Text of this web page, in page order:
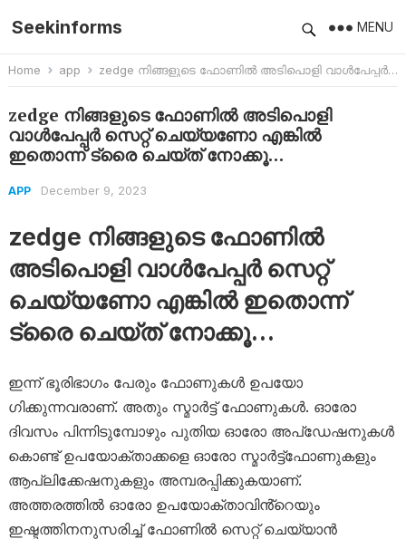
Seekinforms MENU
Home app zedge നിങ്ങളുടെ ഫോണിൽ അടിപൊളി വാൾപേപ്പർ സെറ്റ് ചെയ്യണോ എങ്കിൽ ഇതൊന്ന് ട്രൈ ചെയ്ത് നോക്കൂ…
zedge നിങ്ങളുടെ ഫോണിൽ അടിപൊളി
വാൾപേപ്പർ സെറ്റ് ചെയ്യണോ എങ്കിൽ
ഇതൊന്ന് ട്രൈ ചെയ്ത് നോക്കൂ…
APP December 9, 2023
zedge നിങ്ങളുടെ ഫോണിൽ
അടിപൊളി വാൾപേപ്പർ സെറ്റ്
ചെയ്യണോ എങ്കിൽ ഇതൊന്ന്
ട്രൈ ചെയ്ത് നോക്കൂ…
ഇന്ന് ഭൂരിഭാ​ഗം പേരും ഫോണുകൾ ഉപയോ​
ഗിക്കുന്നവരാണ്. അതും സ്മാർട്ട് ഫോണുകൾ. ഓരോ
ദിവസം പിന്നിടുമ്പോഴും പുതിയ ഓരോ അപ്ഡേഷനുകൾ
കൊണ്ട് ഉപയോക്താക്കളെ ഓരോ സ്മാർട്ട്ഫോണുകളും
ആപ്ലിക്കേഷനുകളും അമ്പരപ്പിക്കുകയാണ്.
അത്തരത്തിൽ ഓരോ ഉപയോക്താവിൻ്റെയും
ഇഷ്ടത്തിനനുസരിച്ച് ഫോണിൽ സെറ്റ് ചെയ്യാൻ